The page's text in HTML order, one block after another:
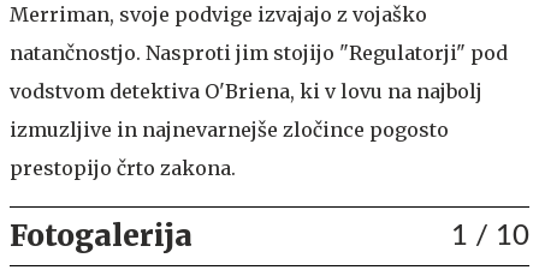
Merriman, svoje podvige izvajajo z vojaško
natančnostjo. Nasproti jim stojijo "Regulatorji" pod
vodstvom detektiva O'Briena, ki v lovu na najbolj
izmuzljive in najnevarnejše zločince pogosto
prestopijo črto zakona.
Fotogalerija 1 / 10